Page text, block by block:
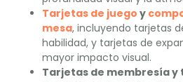
Tarjetas de juego y
mesa, incluyendo tarjetas
habilidad, y tarjetas de
mayor impacto visual.
Tarjetas de membresía y